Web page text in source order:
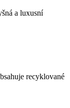
a luxusní
recyklované